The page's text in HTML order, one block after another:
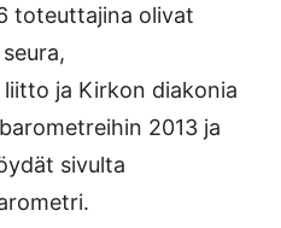
toteuttajina olivat
ja Kirkon diakonia
2013 ja
sivulta